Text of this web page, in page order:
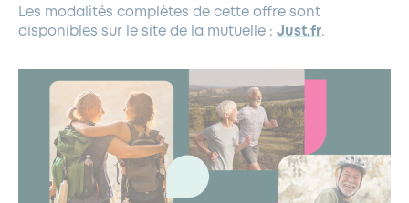
Les modalités complètes de cette offre sont
disponibles sur le site de la mutuelle : Just.fr.